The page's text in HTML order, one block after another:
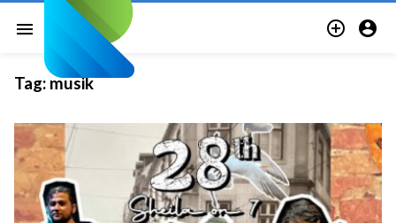
menu  
Tag: musik